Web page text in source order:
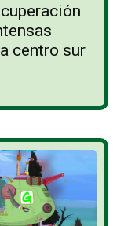
centro sur